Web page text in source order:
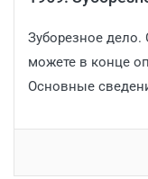
Зуборезное дело.
можете в конце
Основные